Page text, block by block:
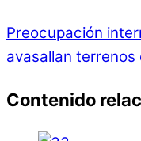
Preocupación
avasallan terrenos
Contenido